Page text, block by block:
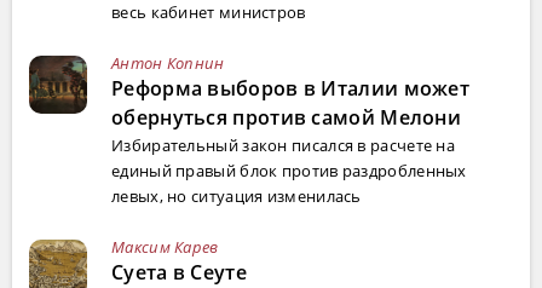
весь кабинет министров
Антон Копнин
Реформа выборов в Италии может
обернуться против самой Мелони
Избирательный закон писался в расчете на
единый правый блок против раздробленных
левых, но ситуация изменилась
Максим Карев
Суета в Сеуте